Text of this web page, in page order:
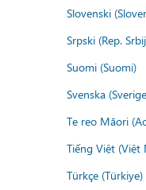
Slovenski
Srpski (Rep.
Suomi (Suomi)
Svenska
Te reo Māori
Tiếng Việt (Việt
Türkçe (Türkiye)